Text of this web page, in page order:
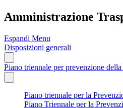
Amministrazione
Espandi Menu
Disposizioni generali
Piano triennale per prevenzione
Piano triennale per la
Piano Triennale per la